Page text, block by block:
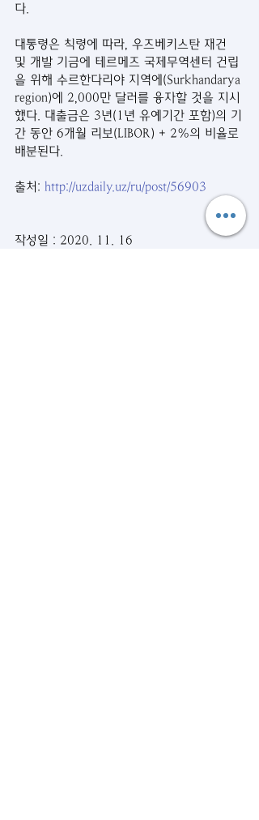
다.
대통령은 칙령에 따라, 우즈베키스탄 재건
및 개발 기금에 테르메즈 국제무역센터 건립
을 위해 수르한다리야 지역에(Surkhandarya
region)에 2,000만 달러를 융자할 것을 지시
했다. 대출금은 3년(1년 유예기간 포함)의 기
간 동안 6개월 리보(LIBOR) + 2%의 비율로
배분된다.
출처: http://uzdaily.uz/ru/post/56903
작성일 : 2020. 11. 16